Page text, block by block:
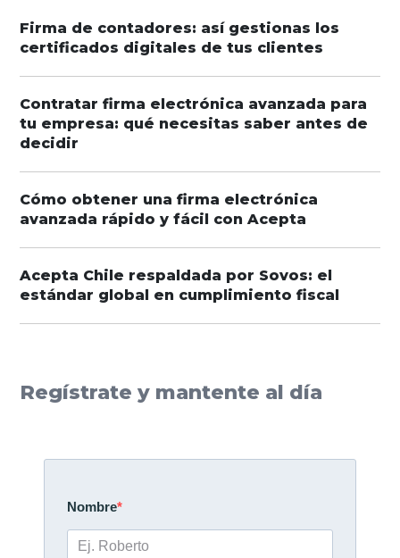
Firma de contadores: así gestionas los
certificados digitales de tus clientes
Contratar firma electrónica avanzada para
tu empresa: qué necesitas saber antes de
decidir
Cómo obtener una firma electrónica
avanzada rápido y fácil con Acepta
Acepta Chile respaldada por Sovos: el
estándar global en cumplimiento fiscal
Regístrate y mantente al día
Nombre